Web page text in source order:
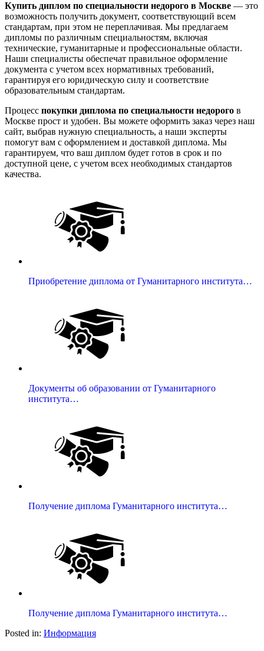
Купить диплом по специальности недорого в Москве — это
возможность получить документ, соответствующий всем
стандартам, при этом не переплачивая. Мы предлагаем
дипломы по различным специальностям, включая
технические, гуманитарные и профессиональные области.
Наши специалисты обеспечат правильное оформление
документа с учетом всех нормативных требований,
гарантируя его юридическую силу и соответствие
образовательным стандартам.
Процесс покупки диплома по специальности недорого в
Москве прост и удобен. Вы можете оформить заказ через наш
сайт, выбрав нужную специальность, а наши эксперты
помогут вам с оформлением и доставкой диплома. Мы
гарантируем, что ваш диплом будет готов в срок и по
доступной цене, с учетом всех необходимых стандартов
качества.
Приобретение диплома от Гуманитарного института…
Документы об образовании от Гуманитарного
института…
Получение диплома Гуманитарного института…
Получение диплома Гуманитарного института…
Posted in: Информация